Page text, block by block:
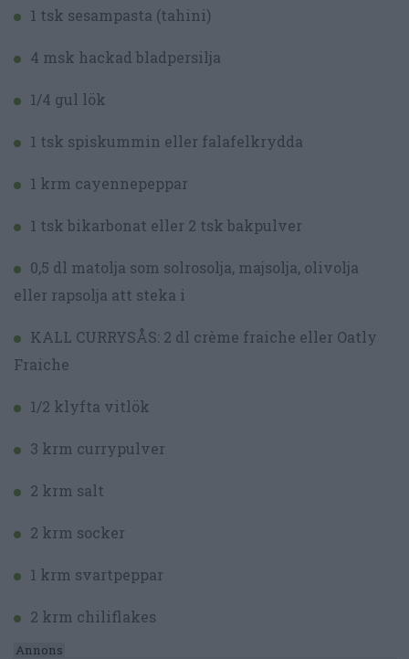
1 tsk sesampasta (tahini)
4 msk hackad bladpersilja
1/4 gul lök
1 tsk spiskummin eller falafelkrydda
1 krm cayennepeppar
1 tsk bikarbonat eller 2 tsk bakpulver
0,5 dl matolja som solrosolja, majsolja, olivolja
eller rapsolja att steka i
KALL CURRYSÅS: 2 dl crème fraiche eller Oatly
Fraiche
1/2 klyfta vitlök
3 krm currypulver
2 krm salt
2 krm socker
1 krm svartpeppar
2 krm chiliflakes